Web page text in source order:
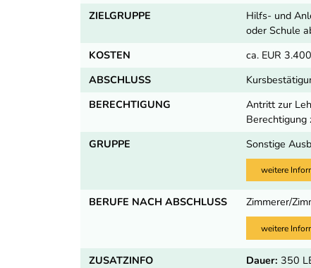
ZIELGRUPPE
Hilfs- und
oder Schule
KOSTEN
ca. EUR
ABSCHLUSS
BERECHTIGUNG
Antritt zur
Berechtigung
GRUPPE
Sonstige
weitere
BERUFE NACH ABSCHLUSS Zimmerer/
weitere
ZUSATZINFO Dauer: 350